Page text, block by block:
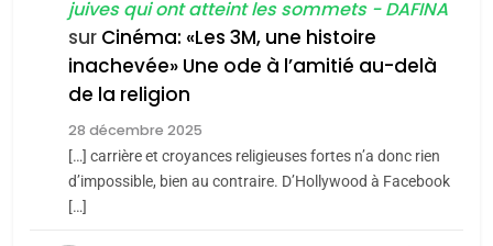
chanson de Boy George
ISRAÉL JUDAISME
juives qui ont atteint les sommets - DAFINA
sur Cinéma: «Les 3M, une histoire
inachevée» Une ode à l’amitié au-delà
de la religion
28 décembre 2025
[…] carrière et croyances religieuses fortes n’a donc rien
d’impossible, bien au contraire. D’Hollywood à Facebook
[…]
FIÈRE, DIGNE ET RÉSILIENTE :
POURQUOI JE REVENDIQUE
MA JUDAÏTE par Thérèse
Zrihen-Dvir
ISRAÉL
CE QUI NOUS MANQUE –